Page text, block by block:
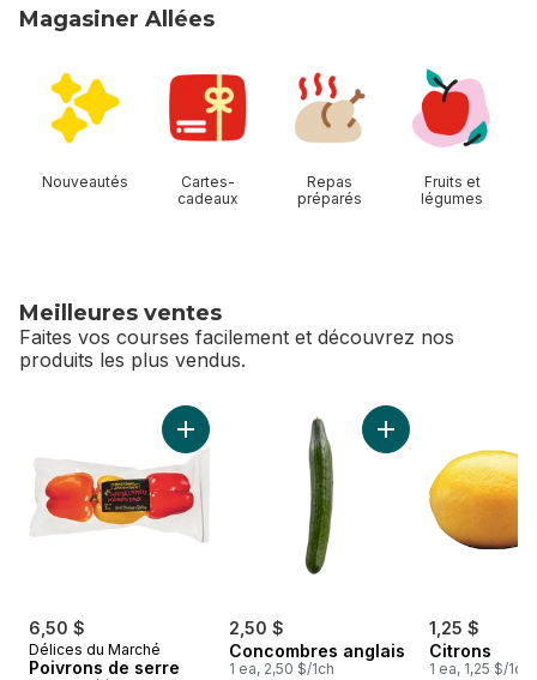
Magasiner Allées
Nouveautés
Cartes-
cadeaux
Repas
préparés
Fruits et
légumes
Meilleures ventes
Faites vos courses facilement et découvrez nos
produits les plus vendus.
sauter Meilleures ventes
6,50 $
Délices du Marché
Poivrons de serre
Ajouter Poivrons de serre au panier
2,50 $
Concombres anglais
1 ea, 2,50 $/1ch
Ajouter
1,25 $
Citrons
1 ea, 1,25 $/1ch